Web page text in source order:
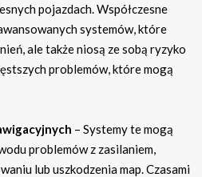
pojazdach. Współczesne
systemów, które
ale także niosą ze sobą ryzyko
problemów, które mogą
– Systemy te mogą
problemów z zasilaniem,
lub uszkodzenia map. Czasami